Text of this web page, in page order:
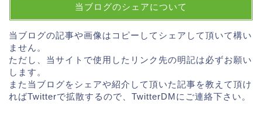
当ブログのシェアについて
当ブログの記事や画像はコピーしてシェアして頂いて構い
ません。
ただし、当サイトで使用したリンク先の明記は必ずお願い
します。
また当ブログをシェアや紹介して頂いた記事を教えて頂け
ればTwitterで拡散するので、TwitterDMにご連絡下さい。